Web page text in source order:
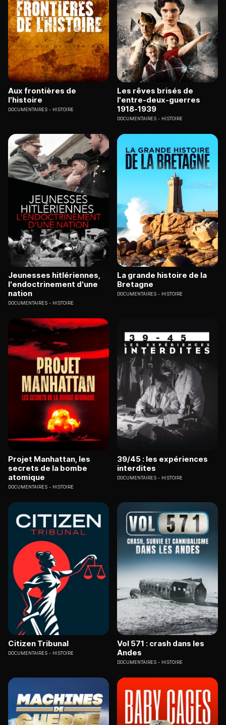
Aux frontières de
l'histoire
DOCUMENTAIRES HISTOIRE
Les rêves brisés de
l'entre-deux-guerres
1918-1939
DOCUMENTAIRES HISTOIRE
Jeunesses hitlériennes,
l'endoctrinement d'une
nation
DOCUMENTAIRES HISTOIRE
La grande histoire de la
Bretagne
DOCUMENTAIRES HISTOIRE
Projet Manhattan, les
secrets de la bombe
atomique
DOCUMENTAIRES HISTOIRE
39/45 : les expériences
interdites
DOCUMENTAIRES HISTOIRE
Citizen Tribunal
DOCUMENTAIRES HISTOIRE
Vol 571 : crash dans les
Andes
DOCUMENTAIRES HISTOIRE